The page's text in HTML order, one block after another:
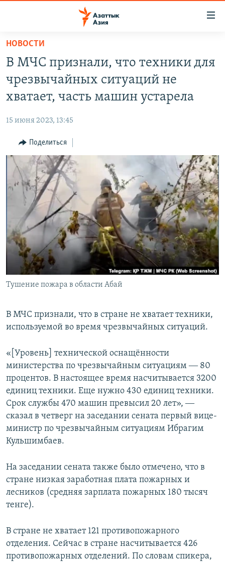
Вернуться
основному
содержанию
Вернутся
главной
Вернутся
поиску
ТАДЖИКИСТАН
ВОЙНА В УКРАИНЕ
КЫРГЫЗЧА
ЎЗБЕКЧА
ТОҶИКӢ
TÜRKMENÇE
Все сайты РСЕ/РС
НОВОСТИ
В МЧС признали, что техники для
чрезвычайных ситуаций не
хватает, часть машин устарела
15 июня 2023, 13:45
Поделиться
Тушение пожара в области Абай
В МЧС признали, что в стране не хватает техники,
используемой во время чрезвычайных ситуаций.
«[Уровень] технической оснащённости
министерства по чрезвычайным ситуациям ― 80
процентов. В настоящее время насчитывается 3200
единиц техники. Еще нужно 430 единиц техники.
Срок службы 470 машин превысил 20 лет», ―
сказал в четверг на заседании сената первый вице-
министр по чрезвычайным ситуациям Ибрагим
Кульшимбаев.
На заседании сената также было отмечено, что в
стране низкая заработная плата пожарных и
лесников (средняя зарплата пожарных 180 тысяч
тенге).
В стране не хватает 121 противопожарного
отделения. Сейчас в стране насчитывается 426
противопожарных отделений. По словам спикера,